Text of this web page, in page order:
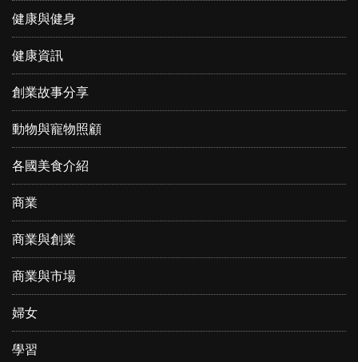
健康與健身
健康資訊
創業故事分享
動物與寵物照顧
各國美食介紹
商業
商業與創業
商業與市場
婦女
學習